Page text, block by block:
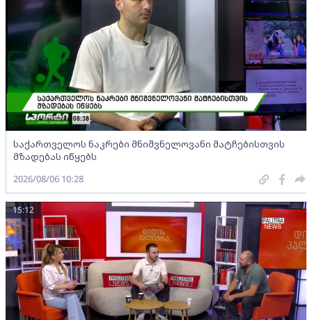
საქართველოს ნაკრები მნიშვნელოვანი მატჩებისთვის
მზადებას იწყებს
2026/08/06 10:28
15:12